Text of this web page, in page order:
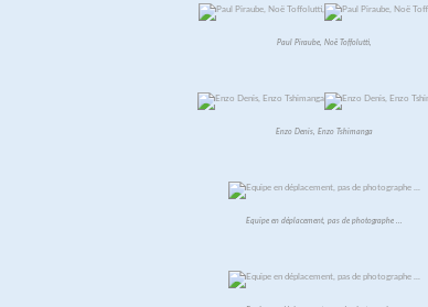
Paul Piraube, Noë Toffolutti,
Enzo Denis, Enzo Tshimanga
Equipe en déplacement, pas de photographe ...